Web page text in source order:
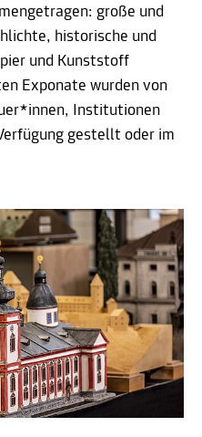
große und
historische und
und Kunststoff
Exponate wurden von
Institutionen
gestellt oder im